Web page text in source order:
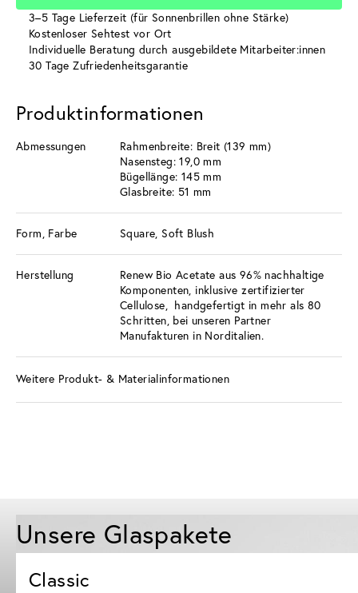
3–5 Tage Lieferzeit (für Sonnenbrillen ohne Stärke)
Kostenloser Sehtest vor Ort
Individuelle Beratung durch ausgebildete Mitarbeiter:innen
30 Tage Zufriedenheitsgarantie
Produktinformationen
Abmessungen
Rahmenbreite: Breit (139 mm)
Nasensteg: 19,0 mm
Bügellänge: 145 mm
Glasbreite: 51 mm
Form, Farbe Square, Soft Blush
Herstellung
Renew Bio Acetate aus 96% nachhaltige
Komponenten, inklusive zertifizierter
Cellulose, handgefertigt in mehr als 80
Schritten, bei unseren Partner
Manufakturen in Norditalien.
Weitere Produkt- & Materialinformationen
Unsere Glaspakete
Classic